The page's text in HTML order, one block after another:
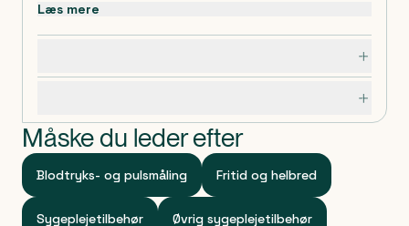
den velegnet til brug i hjemmet og på farten. Tilslut PO
60 med appen "Beurer Health Manager" og overvåg
Personer med kronisk obstruktive lungesygdomme
Personer med bronkial astma
Personer, der dyrker sport i store højder
Beurer PO 60 har et letlæseligt farvedisplay med seks
tilgængelige visninger. På displayet kan du bl.a. se en
Læs mere
Måske du leder efter
Blodtryks- og pulsmåling Fritid og helbred
Sygeplejetilbehør Øvrig sygeplejetilbehør